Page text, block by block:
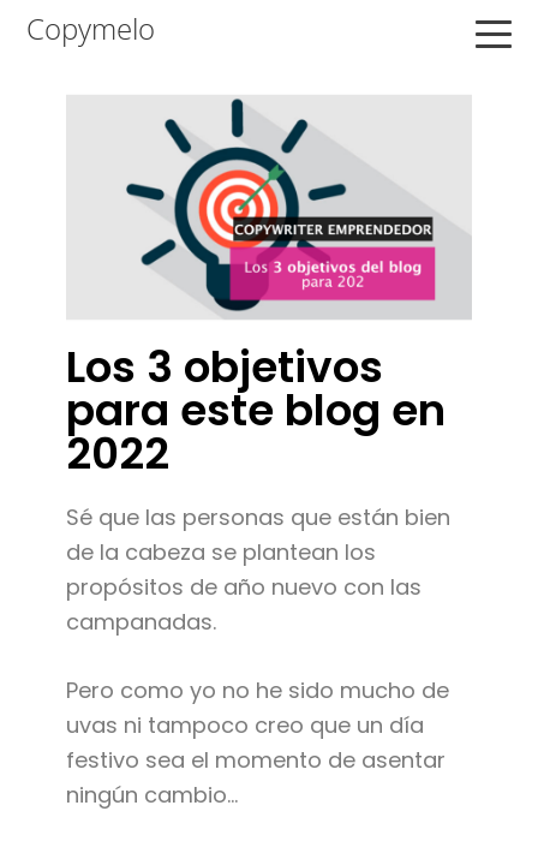
Saltar
Saltar
Saltar
Copymelo
Los 3 objetivos
para este blog en
2022
Sé que las personas que están bien
de la cabeza se plantean los
propósitos de año nuevo con las
campanadas.
Pero como yo no he sido mucho de
uvas ni tampoco creo que un día
festivo sea el momento de asentar
ningún cambio…